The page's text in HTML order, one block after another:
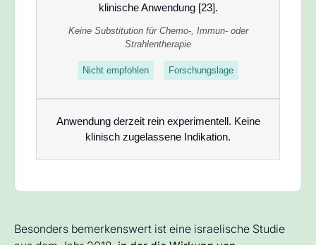
klinische Anwendung [23].
Keine Substitution für Chemo-, Immun- oder
Strahlentherapie
Nicht empfohlen Forschungslage
Anwendung derzeit rein experimentell. Keine
klinisch zugelassene Indikation.
Besonders bemerkenswert ist eine israelische Studie